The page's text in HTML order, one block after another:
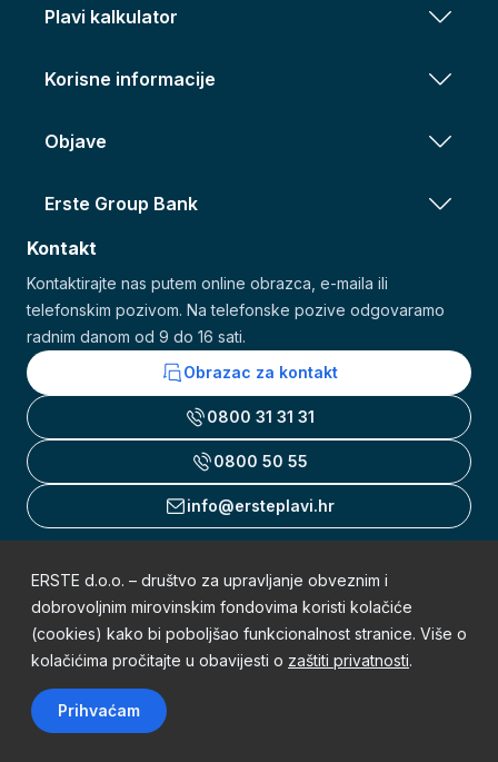
Plavi kalkulator
Korisne informacije
Objave
Erste Group Bank
Kontakt
Kontaktirajte nas putem online obrazca, e-maila ili
telefonskim pozivom. Na telefonske pozive odgovaramo
radnim danom od 9 do 16 sati.
Obrazac za kontakt
0800 31 31 31
0800 50 55
info@ersteplavi.hr
Uvjeti korištenja
Obavijest o zaštiti osobnih podataka
Mapa weba
Sva prava pridržana © 2002. - 2026. Erste Plavi Mirovinski fondovi
ERSTE d.o.o. – društvo za upravljanje obveznim i
dobrovoljnim mirovinskim fondovima koristi kolačiće
(cookies) kako bi poboljšao funkcionalnost stranice. Više o
kolačićima pročitajte u obavijesti o zaštiti privatnosti.
Prihvaćam